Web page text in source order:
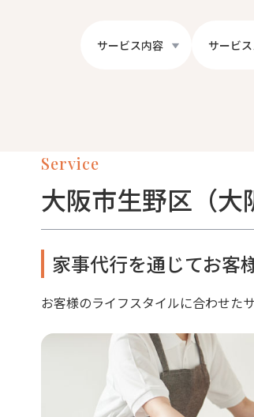
サービス内容 サービ
Service
大阪市生野区（
家事代行を通じてお客
お客様のライフスタイルに合わせた